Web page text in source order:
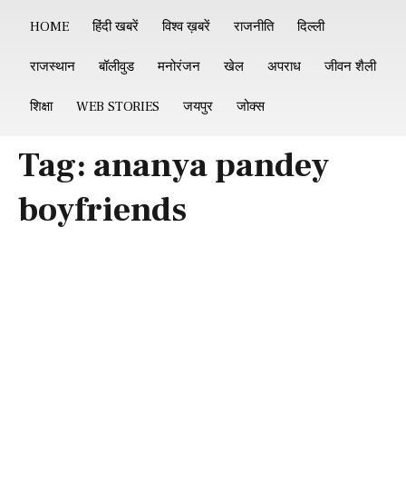
HOME हिंदी खबरें विश्व ख़बरें राजनीति दिल्ली
राजस्थान बॉलीवुड मनोरंजन खेल अपराध जीवन शैली
शिक्षा WEB STORIES जयपुर जोक्स
Tag: ananya pandey
boyfriends